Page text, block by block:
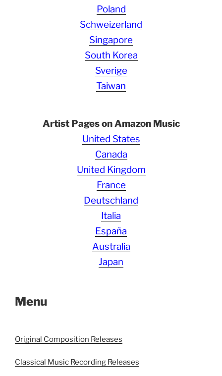
Poland
Schweizerland
Singapore
South Korea
Sverige
Taiwan
Artist Pages on Amazon Music
United States
Canada
United Kingdom
France
Deutschland
Italia
España
Australia
Japan
Menu
Original Composition Releases
Classical Music Recording Releases